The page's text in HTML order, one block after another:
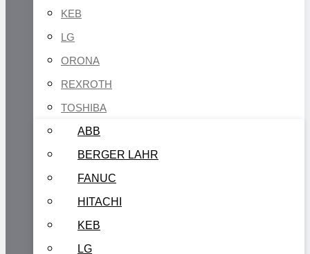
KEB
LG
ORONA
REXROTH
TOSHIBA
ABB
BERGER LAHR
FANUC
HITACHI
KEB
LG